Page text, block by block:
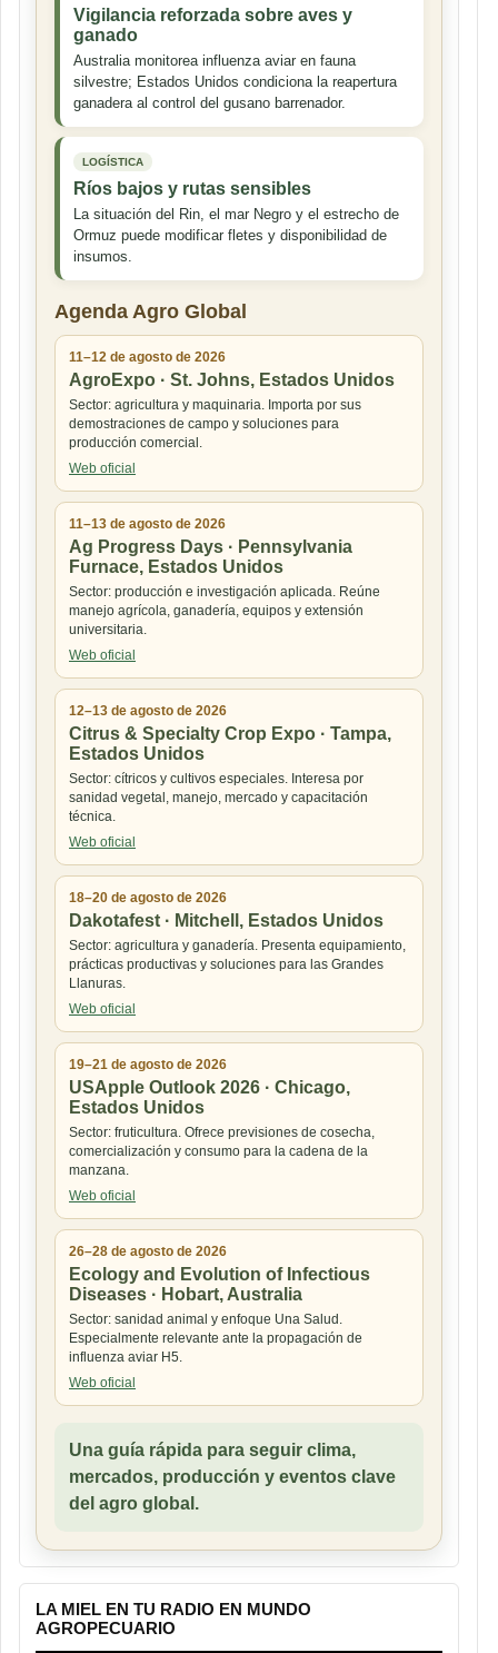
Vigilancia reforzada sobre aves y
ganado
Australia monitorea influenza aviar en fauna
silvestre; Estados Unidos condiciona la reapertura
ganadera al control del gusano barrenador.
LOGÍSTICA
Ríos bajos y rutas sensibles
La situación del Rin, el mar Negro y el estrecho de
Ormuz puede modificar fletes y disponibilidad de
insumos.
Agenda Agro Global
11–12 de agosto de 2026
AgroExpo · St. Johns, Estados Unidos
Sector: agricultura y maquinaria. Importa por sus
demostraciones de campo y soluciones para
producción comercial.
Web oficial
11–13 de agosto de 2026
Ag Progress Days · Pennsylvania
Furnace, Estados Unidos
Sector: producción e investigación aplicada. Reúne
manejo agrícola, ganadería, equipos y extensión
universitaria.
Web oficial
12–13 de agosto de 2026
Citrus & Specialty Crop Expo · Tampa,
Estados Unidos
Sector: cítricos y cultivos especiales. Interesa por
sanidad vegetal, manejo, mercado y capacitación
técnica.
Web oficial
18–20 de agosto de 2026
Dakotafest · Mitchell, Estados Unidos
Sector: agricultura y ganadería. Presenta equipamiento,
prácticas productivas y soluciones para las Grandes
Llanuras.
Web oficial
19–21 de agosto de 2026
USApple Outlook 2026 · Chicago,
Estados Unidos
Sector: fruticultura. Ofrece previsiones de cosecha,
comercialización y consumo para la cadena de la
manzana.
Web oficial
26–28 de agosto de 2026
Ecology and Evolution of Infectious
Diseases · Hobart, Australia
Sector: sanidad animal y enfoque Una Salud.
Especialmente relevante ante la propagación de
influenza aviar H5.
Web oficial
Una guía rápida para seguir clima,
mercados, producción y eventos clave
del agro global.
LA MIEL EN TU RADIO EN MUNDO
AGROPECUARIO